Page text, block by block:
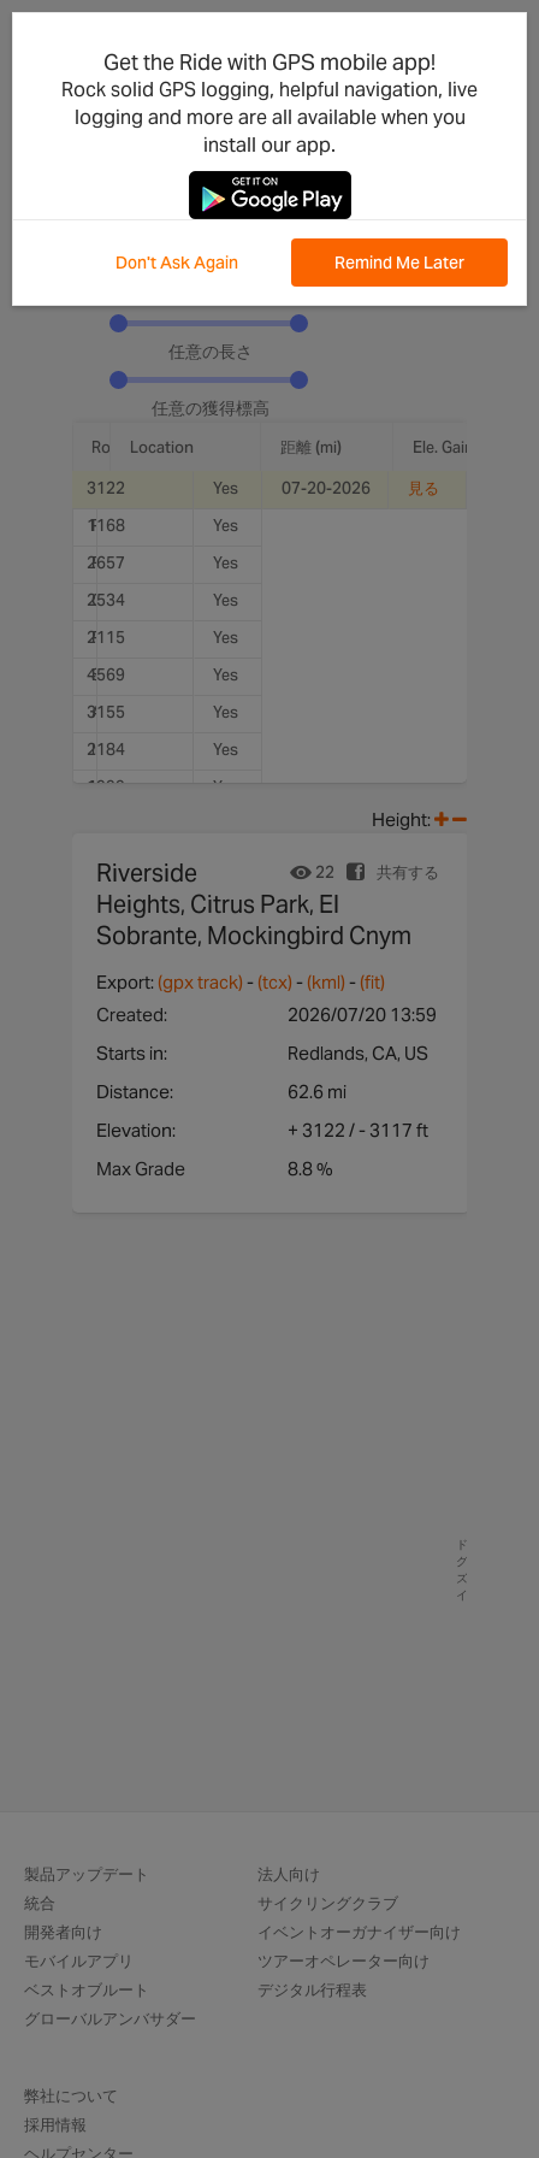
Name
任意の長さ
任意の獲得標高
Route Name
Location 距離 (mi)
Paso Robles Morning Ride
1168
Yes
Riverside Heights reverse via SART (copy)
2657
Yes
Claremont to Pasadena Loop Test
2534
Yes
Paso Robles: Templeton-Vineyard-Adelaida Loop (copy)
2115
Yes
Stell's to Angelus Oaks
4569
Yes
Angelus Oaks from Ranger Station
3155
Yes
Ironwood - Reche Cnyn
2184
Yes
Ironwood Loop west
1999
Yes
Banning Bench East
3285
Orange to San Clemente Pier - 3
1194
Yes
Riverview/vanBuren/SART
2040 Yes
3122 Yes 07-20-2026 見る
Height:
22 共有する
Riverside
Heights, Citrus Park, El
Sobrante, Mockingbird Cnym
Export: (gpx track) - (tcx) - (kml) - (fit)
Created:
2026/07/20 13:59
Starts in:
Redlands, CA, US
Distance:
62.6 mi
Elevation:
+ 3122 / - 3117 ft
Max Grade
8.8 %
ドラッ
グして
ズーム
イン
製品アップデート
統合
開発者向け
モバイルアプリ
ベストオブルート
グローバルアンバサダー
法人向け
サイクリングクラブ
イベントオーガナイザー向け
ツアーオペレーター向け
デジタル行程表
弊社について
採用情報
ヘルプセンター
Get the Ride with GPS mobile app!
Rock solid GPS logging, helpful navigation, live
logging and more are all available when you
install our app.
Don't Ask Again Remind Me Later